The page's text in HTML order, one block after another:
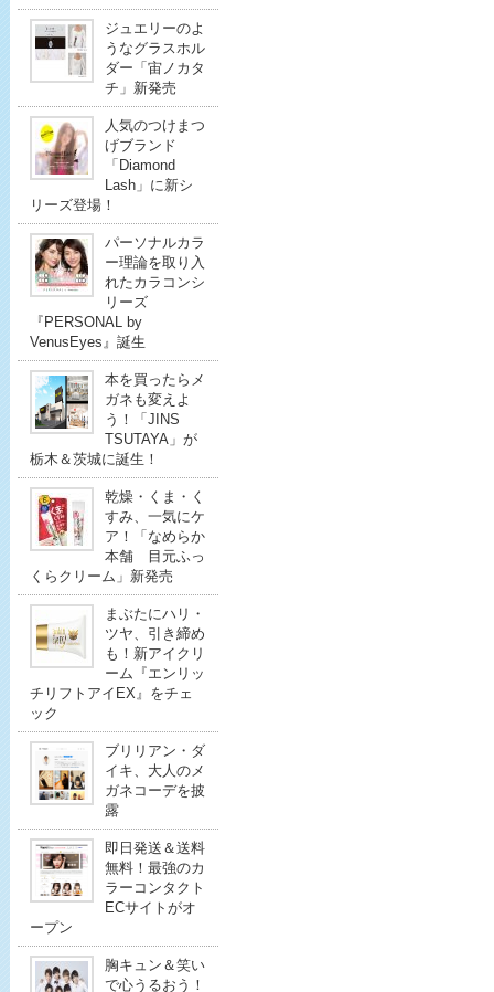
ジュエリーのよ
うなグラスホル
ダー「宙ノカタ
チ」新発売
人気のつけまつ
げブランド
「Diamond
Lash」に新シ
リーズ登場！
パーソナルカラ
ー理論を取り入
れたカラコンシ
リーズ
『PERSONAL by
VenusEyes』誕生
本を買ったらメ
ガネも変えよ
う！「JINS
TSUTAYA」が
栃木＆茨城に誕生！
乾燥・くま・く
すみ、一気にケ
ア！「なめらか
本舗 目元ふっ
くらクリーム」新発売
まぶたにハリ・
ツヤ、引き締め
も！新アイクリ
ーム『エンリッ
チリフトアイEX』をチェ
ック
ブリリアン・ダ
イキ、大人のメ
ガネコーデを披
露
即日発送＆送料
無料！最強のカ
ラーコンタクト
ECサイトがオ
ープン
胸キュン＆笑い
で心うるおう！